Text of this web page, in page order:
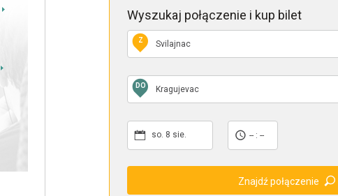
Wyszukaj połączenie i kup bilet
Z
DO
so. 8 sie. -- : --
Znajdź połączenie